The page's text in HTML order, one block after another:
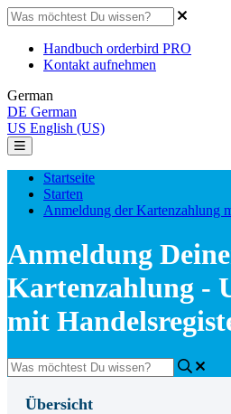
Handbuch orderbird PRO
Kontakt aufnehmen
German
DE German
US English (US)
Startseite
Starten
Anmeldung der Kartenzahlung
Anmeldung
Kartenzahlung -
mit
Übersicht